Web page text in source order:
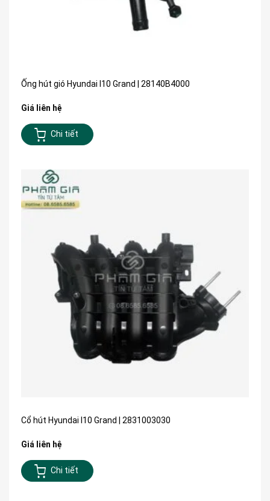
Ống hút gió Hyundai I10 Grand | 28140B4000
Giá liên hệ
Chi tiết
Cổ hút Hyundai I10 Grand | 2831003030
Giá liên hệ
Chi tiết